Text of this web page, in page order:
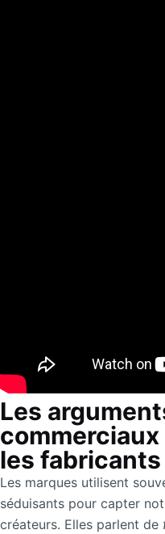
Les
les fabricants
Les marques utilisent
séduisants pour capter
créateurs. Elles parlent de